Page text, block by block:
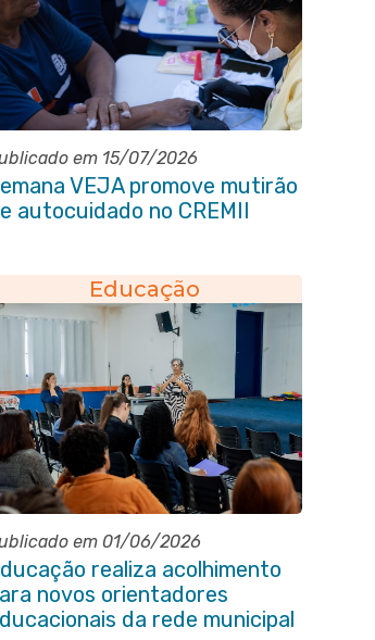
em 15/07/2026
VEJA promove mutirão
autocuidado no CREMII
Educação
em 01/06/2026
realiza acolhimento
novos orientadores
da rede municipal